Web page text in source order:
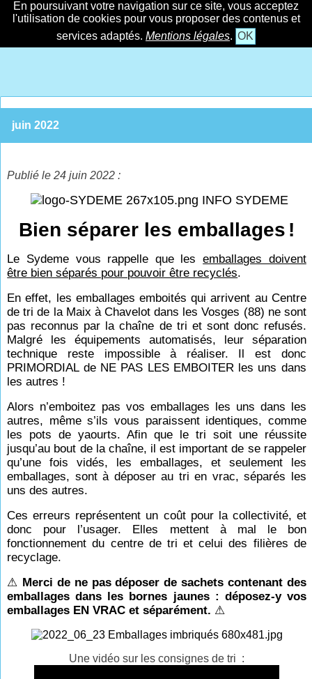
En poursuivant votre navigation sur ce site, vous acceptez
l'utilisation de cookies pour vous proposer des contenus et
services adaptés. Mentions légales. OK
juin 2022
Publié le 24 juin 2022 :
INFO SYDEME
Bien séparer les emballages !
Le Sydeme vous rappelle que lesemballages doivent
être bien séparés pour pouvoir être recyclés.
En effet, les emballages emboités qui arrivent au Centre
de tri de la Maix à Chavelot dans les Vosges (88) ne sont
pas reconnus par la chaîne de tri et sont donc refusés.
Malgré les équipements automatisés, leur séparation
technique reste impossible à réaliser. Il est donc
PRIMORDIAL de NE PAS LES EMBOITER les uns dans
les autres !
Alors n’emboitez pas vos emballages les uns dans les
autres, même s’ils vous paraissent identiques, comme
les pots de yaourts. Afin que le tri soit une réussite
jusqu’au bout de la chaîne, il est important de se rappeler
qu’une fois vidés, les emballages, et seulement les
emballages, sont à déposer au tri en vrac, séparés les
uns des autres.
Ces erreurs représentent un coût pour la collectivité, et
donc pour l’usager. Elles mettent à mal le bon
fonctionnement du centre de tri et celui des filières de
recyclage.
⚠ Merci de ne pas déposer de sachets contenant des
emballages dans les bornes jaunes : déposez-y vos
emballages EN VRAC et séparément. ⚠
Une vidéo sur les consignes de tri :